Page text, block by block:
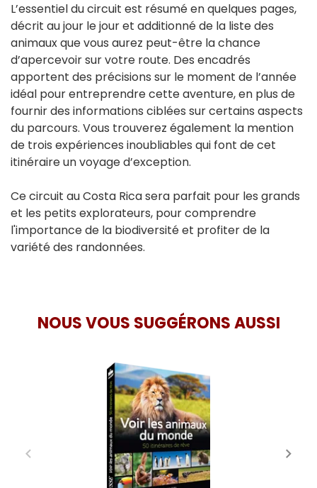
L’essentiel du circuit est résumé en quelques pages,
décrit au jour le jour et additionné de la liste des
animaux que vous aurez peut-être la chance
d’apercevoir sur votre route. Des encadrés
apportent des précisions sur le moment de l’année
idéal pour entreprendre cette aventure, en plus de
fournir des informations ciblées sur certains aspects
du parcours. Vous trouverez également la mention
de trois expériences inoubliables qui font de cet
itinéraire un voyage d’exception.
Ce circuit au Costa Rica sera parfait pour les grands
et les petits explorateurs, pour comprendre
l'importance de la biodiversité et profiter de la
variété des randonnées.
NOUS VOUS SUGGÉRONS AUSSI